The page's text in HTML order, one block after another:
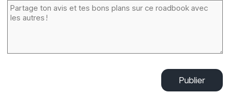
Publier